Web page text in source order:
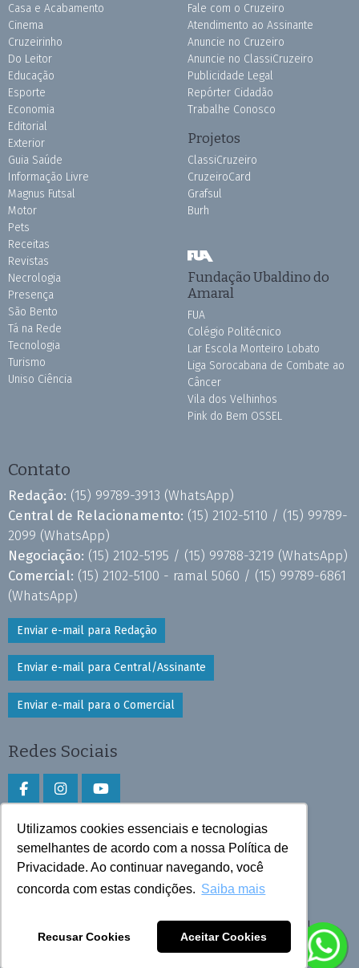
Utilizamos cookies essenciais e tecnologias
semelhantes de acordo com a nossa Política de
Privacidade. Ao continuar navegando, você
concorda com estas condições. Saiba mais
Recusar Cookies Aceitar Cookies
Casa e Acabamento
Cinema
Cruzeirinho
Do Leitor
Educação
Esporte
Economia
Editorial
Exterior
Guia Saúde
Informação Livre
Magnus Futsal
Motor
Pets
Receitas
Revistas
Necrologia
Presença
São Bento
Tá na Rede
Tecnologia
Turismo
Uniso Ciência
Fale com o Cruzeiro
Atendimento ao Assinante
Anuncie no Cruzeiro
Anuncie no ClassiCruzeiro
Publicidade Legal
Repórter Cidadão
Trabalhe Conosco
Projetos
ClassiCruzeiro
CruzeiroCard
Grafsul
Burh
Fundação Ubaldino do
Amaral
FUA
Colégio Politécnico
Lar Escola Monteiro Lobato
Liga Sorocabana de Combate ao
Câncer
Vila dos Velhinhos
Pink do Bem OSSEL
Contato
Redação: (15) 99789-3913 (WhatsApp)
Central de Relacionamento: (15) 2102-5110 / (15) 99789-
2099 (WhatsApp)
Negociação: (15) 2102-5195 / (15) 99788-3219 (WhatsApp)
Comercial: (15) 2102-5100 - ramal 5060 / (15) 99789-6861
(WhatsApp)
Enviar e-mail para Redação
Enviar e-mail para Central/Assinante
Enviar e-mail para o Comercial
Redes Sociais
Faça download do aplicativo
Play Store e App Store
Todos os direitos reservados © 2026 Cruzeiro do Sul